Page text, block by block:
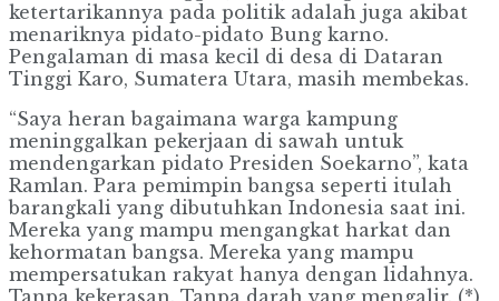
ketertarikannya pada politik adalah juga akibat
menariknya pidato-pidato Bung karno.
Pengalaman di masa kecil di desa di Dataran
Tinggi Karo, Sumatera Utara, masih membekas.
“Saya heran bagaimana warga kampung
meninggalkan pekerjaan di sawah untuk
mendengarkan pidato Presiden Soekarno”, kata
Ramlan. Para pemimpin bangsa seperti itulah
barangkali yang dibutuhkan Indonesia saat ini.
Mereka yang mampu mengangkat harkat dan
kehormatan bangsa. Mereka yang mampu
mempersatukan rakyat hanya dengan lidahnya.
Tanpa kekerasan. Tanpa darah yang mengalir. (*)